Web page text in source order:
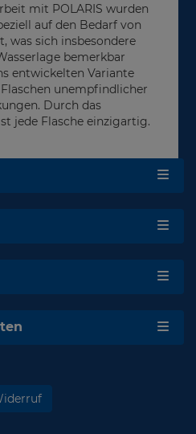
mit POLARIS wurden
auf den Bedarf von
was sich insbesondere
bemerkbar
entwickelten Variante
unempfindlicher
Durch das
jede Flasche einzigartig.